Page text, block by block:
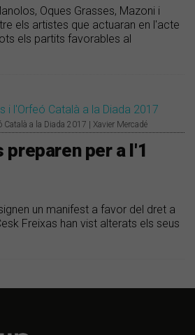
Oques Grasses, Mazoni i
els artistes que actuaran en l'acte
els partits favorables al
a la Diada 2017 | Xavier Mercadé
preparen per a l'1
un manifest a favor del dret a
Freixas han vist alterats els seus